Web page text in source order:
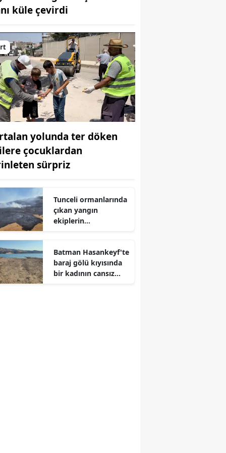
Bilecik
Bingöl
Bitlis
Bolu
Burdur
Bursa
Çanakkale
Çankırı
Denizli
Diyarbakır
Elazığ
küle çevirdi
yolunda ter döken
çocuklardan
sürpriz
Tunceli ormanlarında
çıkan yangın
ekiplerin
Batman Hasankeyf'te
baraj gölü kıyısında
bir kadının cansız